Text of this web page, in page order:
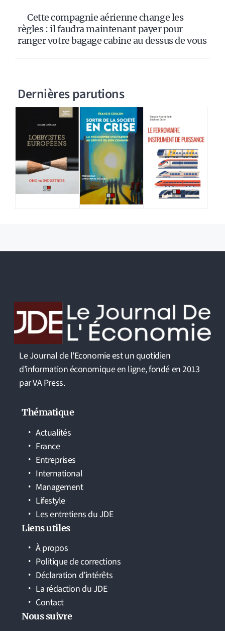
Cette compagnie aérienne change les
règles : il faudra maintenant payer pour
ranger votre bagage cabine au dessus de vous
Dernières parutions
Le Journal de l'Economie est un quotidien
d'information économique en ligne, fondé en 2013
par VA Press.
Thématique
Actualités
France
Entreprises
International
Management
Lifestyle
Les entretiens du JDE
Liens utiles
À propos
Politique de corrections
Déclaration d’intérêts
La rédaction du JDE
Contact
Nous suivre